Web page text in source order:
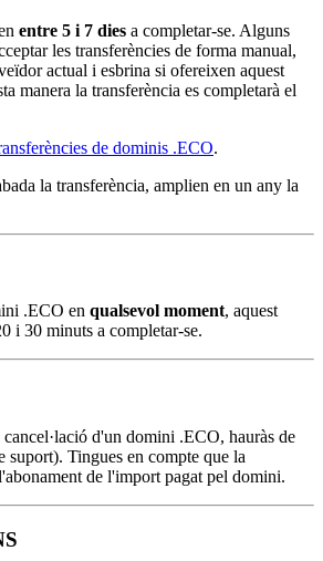
entre 5 i 7 dies a completar-se. Alguns
les transferències de forma manual,
actual i esbrina si ofereixen aquest
manera la transferència es completarà el
de dominis .ECO.
la transferència, amplien en un any la
.ECO en qualsevol moment, aquest
i 30 minuts a completar-se.
d'un domini .ECO, hauràs de
suport). Tingues en compte que la
de l'import pagat pel domini.